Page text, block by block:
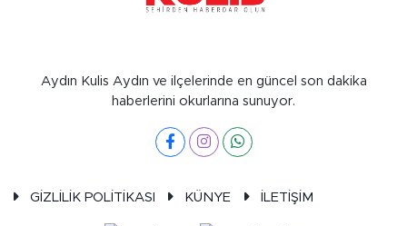
Aydın Kulis Aydın ve ilçelerinde en güncel son dakika
haberlerini okurlarına sunuyor.
GİZLİLİK POLİTİKASI KÜNYE İLETİŞİM